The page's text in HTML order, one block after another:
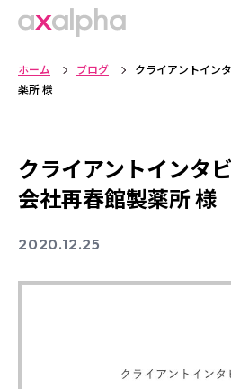
ホーム ブログ
クライアントイン
薬所 様
クライアントインタ
会社再春館製薬所 様
2020.12.25